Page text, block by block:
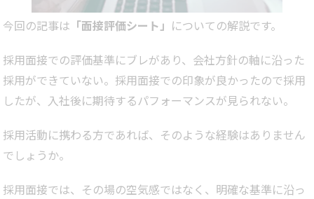
今回の記事は 「面接評価シート」 についての解説です。
採用面接での評価基準にブレがあり、会社方針の軸に沿った
採用ができていない。採用面接での印象が良かったので採用
したが、入社後に期待するパフォーマンスが見られない。
採用活動に携わる方であれば、そのような経験はありません
でしょうか。
採用面接では、その場の空気感ではなく、明確な基準に沿っ